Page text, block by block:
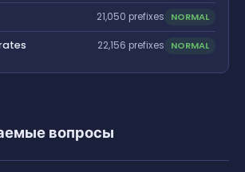
21,050 prefixes NORMAL
22,156 prefixes NORMAL
вопросы